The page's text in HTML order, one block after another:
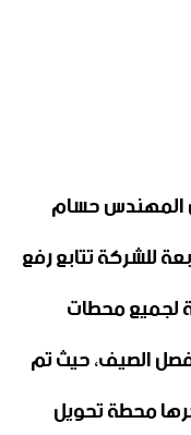
المهندس حسام
للشركة تتابع رفع
لجميع محطات
الصيف، حيث تم
آخرها محطة تحويل